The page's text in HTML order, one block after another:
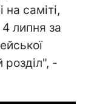
саміті,
липня за
розділ", -